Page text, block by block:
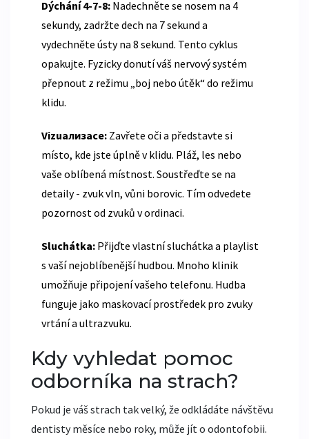
Dýchání 4-7-8: Nadechněte se nosem na 4
sekundy, zadržte dech na 7 sekund a
vydechněte ústy na 8 sekund. Tento cyklus
opakujte. Fyzicky donutí váš nervový systém
přepnout z režimu „boj nebo útěk“ do režimu
klidu.
Vizuализace: Zavřete oči a představte si
místo, kde jste úplně v klidu. Pláž, les nebo
vaše oblíbená místnost. Soustřeďte se na
detaily - zvuk vln, vůni borovic. Tím odvedete
pozornost od zvuků v ordinaci.
Sluchátka: Přijďte vlastní sluchátka a playlist
s vaší nejoblíbenější hudbou. Mnoho klinik
umožňuje připojení vašeho telefonu. Hudba
funguje jako maskovací prostředek pro zvuky
vrtání a ultrazvuku.
Kdy vyhledat pomoc
odborníka na strach?
Pokud je váš strach tak velký, že odkládáte návštěvu
dentisty měsíce nebo roky, může jít o odontofobii.